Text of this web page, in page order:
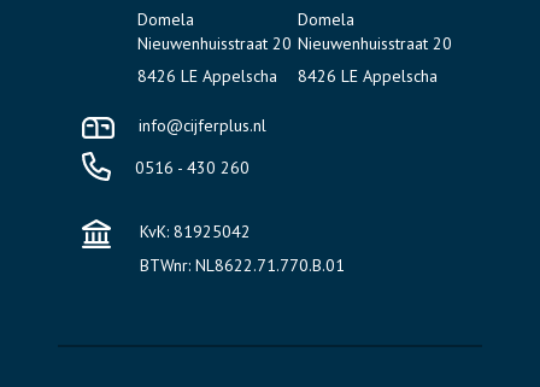
Domela
Nieuwenhuisstraat 20
8426 LE Appelscha
Domela
Nieuwenhuisstraat 20
8426 LE Appelscha
info@cijferplus.nl
0516 - 430 260
KvK: 81925042
BTWnr: NL8622.71.770.B.01